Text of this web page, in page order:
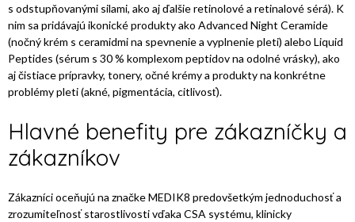
s odstupňovanými silami, ako aj ďalšie retinolové a retinalové sérá). K
nim sa pridávajú ikonické produkty ako Advanced Night Ceramide
(nočný krém s ceramidmi na spevnenie a vyplnenie pleti) alebo Liquid
Peptides (sérum s 30 % komplexom peptidov na odolné vrásky), ako
aj čistiace prípravky, tonery, očné krémy a produkty na konkrétne
problémy pleti (akné, pigmentácia, citlivosť).
Hlavné benefity pre zákazníčky a
zákazníkov
Zákazníci oceňujú na značke MEDIK8 predovšetkým jednoduchosť a
zrozumiteľnosť starostlivosti vďaka CSA systému, klinicky